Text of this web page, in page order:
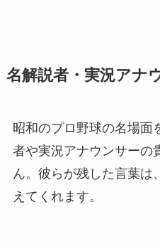
名解説者・実況アナ
昭和のプロ野球の名場面
者や実況アナウンサーの
ん。彼らが残した言葉は
えてくれます。